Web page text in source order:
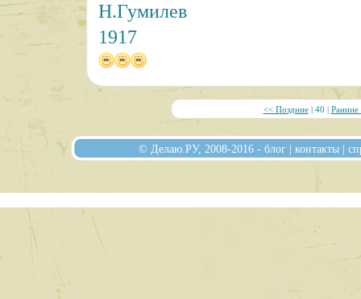
Н.Гумилев
1917
<< Поздние| 40 | Ранние
© Делаю.РУ, 2008-2016 - блог | контакты |